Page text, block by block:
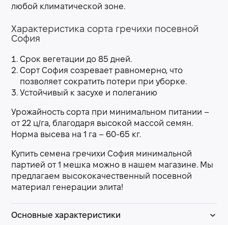
любой климатической зоне.
Характеристика сорта гречихи посевной
София
Срок вегетации до 85 дней.
Сорт София созревает равномерно, что
позволяет сократить потери при уборке.
Устойчивый к засухе и полеганию
Урожайность сорта при минимальном питании –
от 22 ц/га, благодаря высокой массой семян.
Норма высева на 1 га – 60-65 кг.
Купить семена гречихи София минимальной
партией от 1 мешка можно в нашем магазине. Мы
предлагаем высококачественный посевной
материал генерации элита!
Основные характеристики